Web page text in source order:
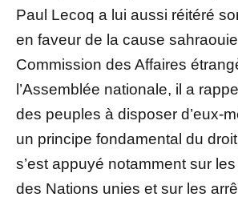
Paul Lecoq a lui aussi réitéré
en faveur de la cause
Commission des Affaires
l’Assemblée nationale, il a
des peuples à disposer d’eux-
un principe fondamental du
s’est appuyé notamment sur
des Nations unies et sur les